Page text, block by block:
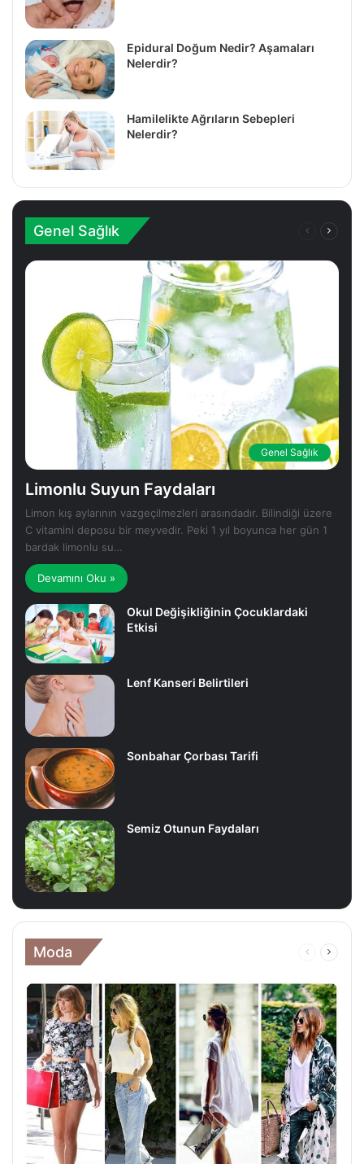
Epidural Doğum Nedir? Aşamaları
Nelerdir?
Hamilelikte Ağrıların Sebepleri
Nelerdir?
Genel Sağlık
ÖncekiSonraki
Genel Sağlık
Limonlu Suyun Faydaları
Limon kış aylarının vazgeçilmezleri arasındadır. Bilindiği üzere
C vitamini deposu bir meyvedir. Peki 1 yıl boyunca her gün 1
bardak limonlu su…
Devamını Oku »
Okul Değişikliğinin Çocuklardaki
Etkisi
Lenf Kanseri Belirtileri
Sonbahar Çorbası Tarifi
Semiz Otunun Faydaları
Moda
ÖncekiSonraki